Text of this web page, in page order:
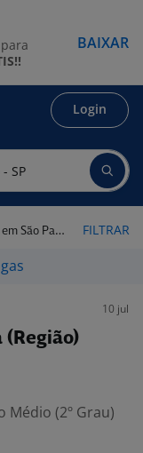
Login
Paulo - SP FILTRAR
(Região)
10 jul
Médio (2º Grau)
BAIXAR